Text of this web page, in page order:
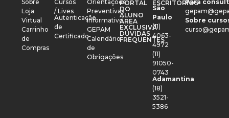
Sobre
Loja
Virtual
Carrinho
de
Compras
Cursos
/ Lives
Autenticação
de
Certificado
Orientações
Preventivas
Informativo
GEPAM
Calendário
de
Obrigações
PORTAL
DO
ALUNO
ÁREA
EXCLUSIVA
DÚVIDAS
FREQUENTES
ESCRITÓRIOS
São
Paulo
(11)
4063-
4972
(11)
91050-
0743
Adamantina
(18)
3521-
5386
Para
Sobre